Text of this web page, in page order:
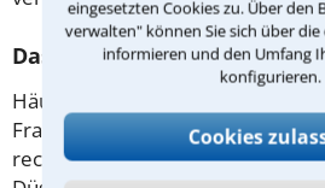
eingesetzten Cookies zu. Über den
verwalten" können Sie sich über
informieren und den Umfang
konfigurieren.
Cookies
Das gilt es beim Thema
Häufig stellt sich mit der
Frage nach der finanziellen
rechtlicher Sicht